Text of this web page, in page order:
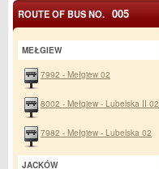
ROUTE OF BUS NO. 005
MEŁGIEW
7992 - Mełgiew 02
8002 - Mełgiew - Lubelska II 02
7982 - Mełgiew - Lubelska 02
JACKÓW